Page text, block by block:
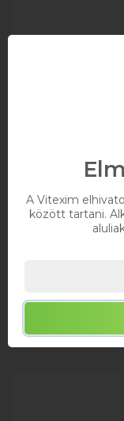
JP.Chenet
A Vitexim
között tartani.